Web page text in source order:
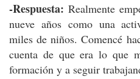
-Respuesta:Realmente
nueve años como una
miles de niños. Comencé
cuenta de que era lo que
formación y a seguir